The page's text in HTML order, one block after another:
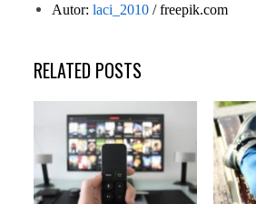
Autor: laci_2010 / freepik.com
RELATED POSTS